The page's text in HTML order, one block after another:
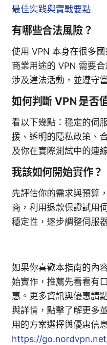
最佳实践與實戰要點
有哪些合法風險？
使用 VPN 本身在很多
商業用途的 VPN 需要
涉及違法活動，並遵守
如何判斷 VPN 是否
看以下幾點：穩定的伺
援、透明的隱私政策、
及你在實際測試中的連
我該如何開始實作？
先評估你的需求與預算
商，利用退款保證試用
穩定性，逐步調整伺服
如果你喜歡本指南的內
始實作，推薦先看看有
惠。更多資訊與優惠請
與詳情，點擊了解更多
用的方案選擇與優惠信息
https://